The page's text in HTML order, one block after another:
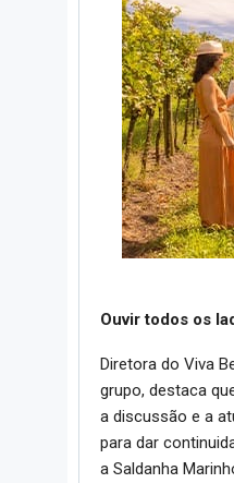
Ouvir todos os
Diretora do Viva
grupo, destaca
a discussão e a
para dar
a Saldanha